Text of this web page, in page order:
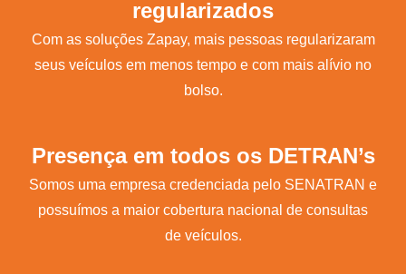
regularizados
Com as soluções Zapay, mais pessoas regularizaram
seus veículos em menos tempo e com mais alívio no
bolso.
Presença em todos os DETRAN’s
Somos uma empresa credenciada pelo SENATRAN e
possuímos a maior cobertura nacional de consultas
de veículos.